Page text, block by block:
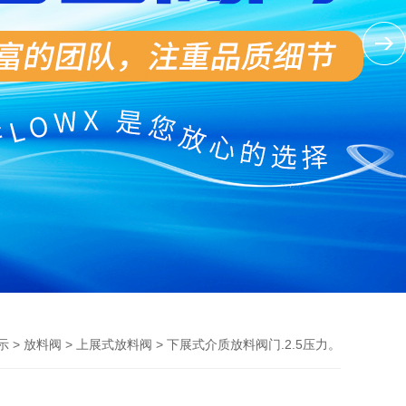
> 放料阀 > 上展式放料阀 > 下展式介质放料阀门.2.5压力。